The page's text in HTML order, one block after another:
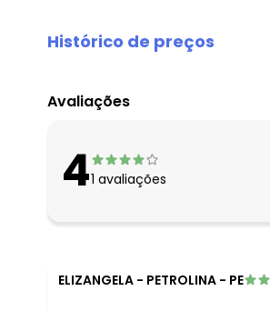
Histórico de preços
agosto/2026
maio/2026
abril/2026
fevereiro/2026
Avaliações
41 avaliações
ELIZANGELA - PETROLINA - PE